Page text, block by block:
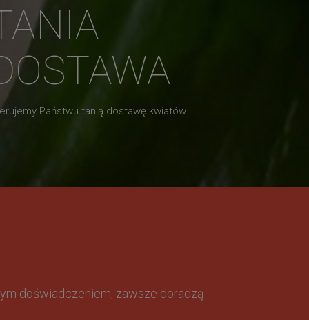
Państwu tanią dostawę kwiatów
doświadczeniem, zawsze doradzą